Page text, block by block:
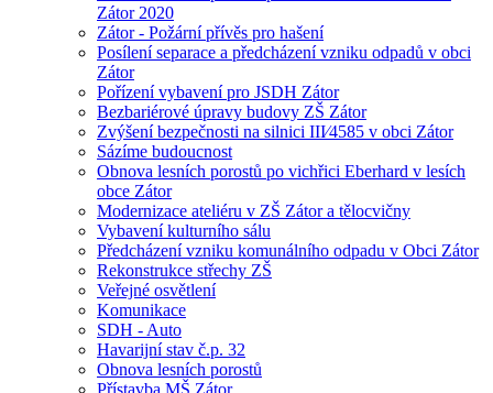
Zátor 2020
Zátor - Požární přívěs pro hašení
Posílení separace a předcházení vzniku odpadů v obci
Zátor
Pořízení vybavení pro JSDH Zátor
Bezbariérové úpravy budovy ZŠ Zátor
Zvýšení bezpečnosti na silnici III⁄4585 v obci Zátor
Sázíme budoucnost
Obnova lesních porostů po vichřici Eberhard v lesích
obce Zátor
Modernizace ateliéru v ZŠ Zátor a tělocvičny
Vybavení kulturního sálu
Předcházení vzniku komunálního odpadu v Obci Zátor
Rekonstrukce střechy ZŠ
Veřejné osvětlení
Komunikace
SDH - Auto
Havarijní stav č.p. 32
Obnova lesních porostů
Přístavba MŠ Zátor